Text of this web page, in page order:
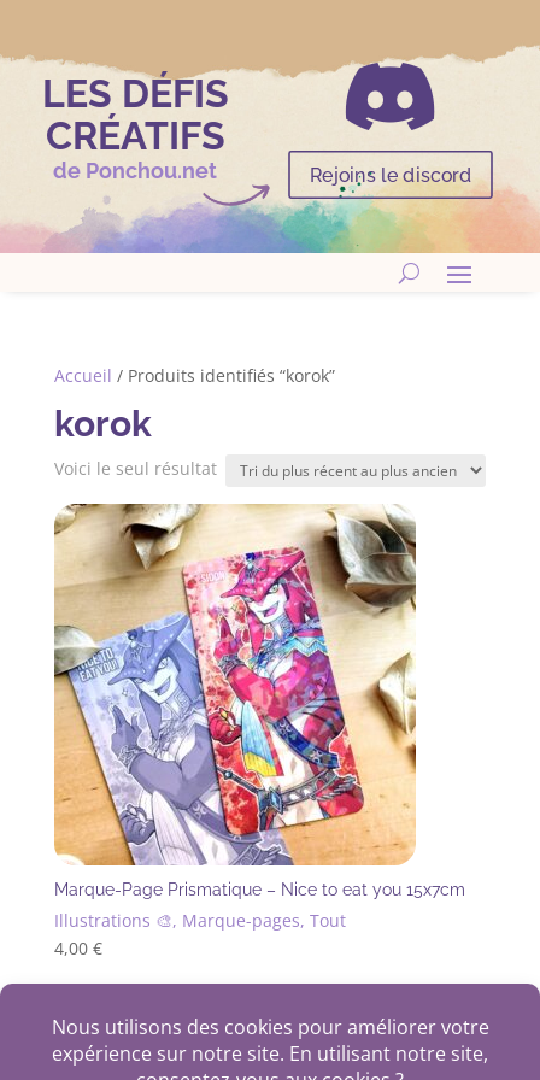
LES DÉFIS
CRÉATIFS
de Ponchou.net

Rejoins le discord
Accueil / Produits identifiés “korok”
korok
Voici le seul résultat
Marque-Page Prismatique – Nice to eat you 15x7cm
Illustrations 🎨, Marque-pages, Tout
4,00 €
+